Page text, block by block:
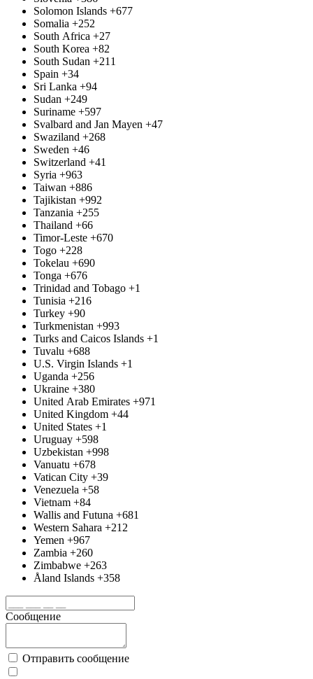
Solomon Islands +677
Somalia +252
South Africa +27
South Korea +82
South Sudan +211
Spain +34
Sri Lanka +94
Sudan +249
Suriname +597
Svalbard and Jan Mayen +47
Swaziland +268
Sweden +46
Switzerland +41
Syria +963
Taiwan +886
Tajikistan +992
Tanzania +255
Thailand +66
Timor-Leste +670
Togo +228
Tokelau +690
Tonga +676
Trinidad and Tobago +1
Tunisia +216
Turkey +90
Turkmenistan +993
Turks and Caicos Islands +1
Tuvalu +688
U.S. Virgin Islands +1
Uganda +256
Ukraine +380
United Arab Emirates +971
United Kingdom +44
United States +1
Uruguay +598
Uzbekistan +998
Vanuatu +678
Vatican City +39
Venezuela +58
Vietnam +84
Wallis and Futuna +681
Western Sahara +212
Yemen +967
Zambia +260
Zimbabwe +263
Åland Islands +358
Сообщение
Отправить сообщение